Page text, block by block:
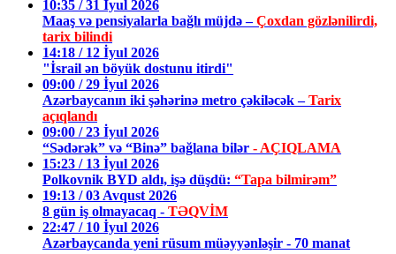
10:35 / 31 İyul 2026
Maaş və pensiyalarla bağlı müjdə –Çoxdan gözlənilirdi,
tarix bilindi
14:18 / 12 İyul 2026
"İsrail ən böyük dostunu itirdi"
09:00 / 29 İyul 2026
Azərbaycanın iki şəhərinə metro çəkiləcək –Tarix
açıqlandı
09:00 / 23 İyul 2026
“Sədərək” və “Binə” bağlana bilər - AÇIQLAMA
15:23 / 13 İyul 2026
Polkovnik BYD aldı, işə düşdü: “Tapa bilmirəm”
19:13 / 03 Avqust 2026
8 gün iş olmayacaq - TƏQVİM
22:47 / 10 İyul 2026
Azərbaycanda yeni rüsum müəyyənləşir - 70 manat